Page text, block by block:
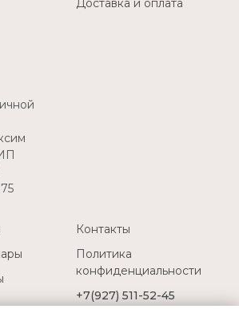
Доставка и оплата
Контакты
Политика
конфиденциальности
+7(927) 511-52-45